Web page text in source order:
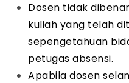
Dosen tidak
kuliah yang telah
sepengetahuan
petugas absensi.
Apabila dosen